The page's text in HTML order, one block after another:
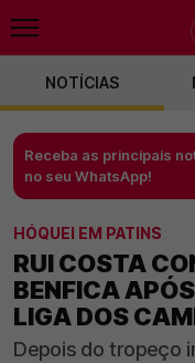
NOTÍCIAS
Receba as principais
no seu WhatsApp!
HÓQUEI EM PATINS
RUI COSTA
BENFICA
LIGA DOS
Depois do tropeço